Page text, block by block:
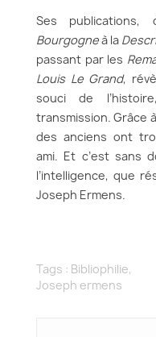
Ses publications,
Bourgogneà la
passant par les
Louis Le Grand,
souci de
transmission. Grâce
des anciens ont
ami. Et c’est sans
l’intelligence, que
Joseph Ermens.
Tags : Bibliophilie,
Joseph ermens